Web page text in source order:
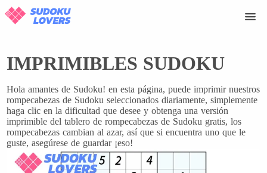
IMPRIMIBLES SUDOKU
Hola amantes de Sudoku! en esta página, puede imprimir nuestros
rompecabezas de Sudoku seleccionados diariamente, simplemente
haga clic en la dificultad que desee y obtenga una versión
imprimible del tablero de rompecabezas de Sudoku gratis, los
rompecabezas cambian al azar, así que si encuentra uno que le
guste, asegúrese de guardar ¡eso!